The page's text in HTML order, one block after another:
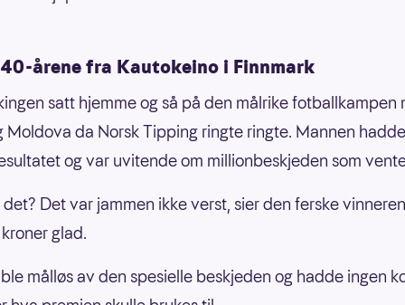
årene fra Kautokeino i Finnmark
satt hjemme og så på den målrike fotballkampen
Moldova da Norsk Tipping ringte ringte. Mannen
og var uvitende om millionbeskjeden som
det? Det var jammen ikke verst, sier den ferske
glad.
målløs av den spesielle beskjeden og hadde ingen